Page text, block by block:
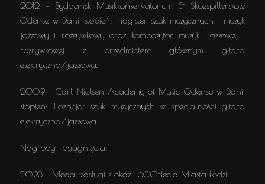
2012 – Syddansk Musikkonservatorium & Skuespillerskole
Odense w Danii stopień: magister sztuk muzycznych – muzyk
jazzowy i rozrywkowy oraz kompozytor muzyki jazzowej i
rozrywkowej z przedmiotem głównym gitara
elektryczna/jazzowa.
2009 – Carl Nielsen Academy of Music Odense w Danii
stopień: licencjat sztuk muzycznych w specjalności gitara
elektryczna/jazzowa.
Nagrody i osiągnięcia:
2023 – Medal zasługi z okazji 600-lecia Miasta Łodzi